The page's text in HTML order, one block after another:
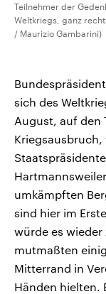
Teilnehmer der
Weltkriegs, ganz
/ Maurizio Gambarini)
sich des
August, auf den
umkämpften
sind hier im
würde es
mutmaßten
Mitterrand in
Händen hielten.